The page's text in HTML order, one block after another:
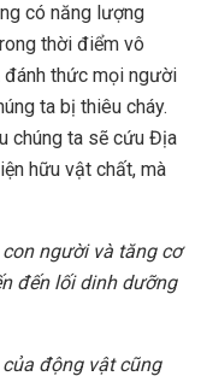
có năng lượng
thời điểm vô
đánh thức mọi người
ta bị thiêu cháy.
chúng ta sẽ cứu Địa
hữu vật chất, mà
người và tăng cơ
đến lối dinh dưỡng
động vật cũng